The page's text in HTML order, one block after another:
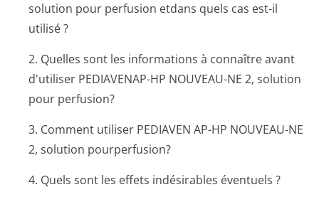
solution pour perfusion etdans quels cas est-il
utilisé ?
2. Quelles sont les informations à connaître avant
d'utiliser PEDIAVENAP-HP NOUVEAU-NE 2, solution
pour perfusion?
3. Comment utiliser PEDIAVEN AP-HP NOUVEAU-NE
2, solution pourperfusion?
4. Quels sont les effets indésirables éventuels ?